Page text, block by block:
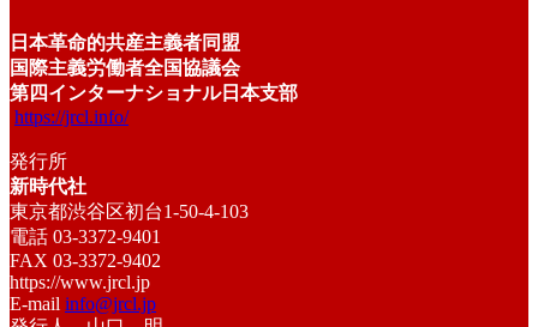
日本革命的共産主義者同盟
国際主義労働者全国協議会
第四インターナショナル日本支部
https://jrcl.info/
発行所
新時代社
東京都渋谷区初台1-50-4-103
電話 03-3372-9401
FAX 03-3372-9402
https://www.jrcl.jp
E-mail info@jrcl.jp